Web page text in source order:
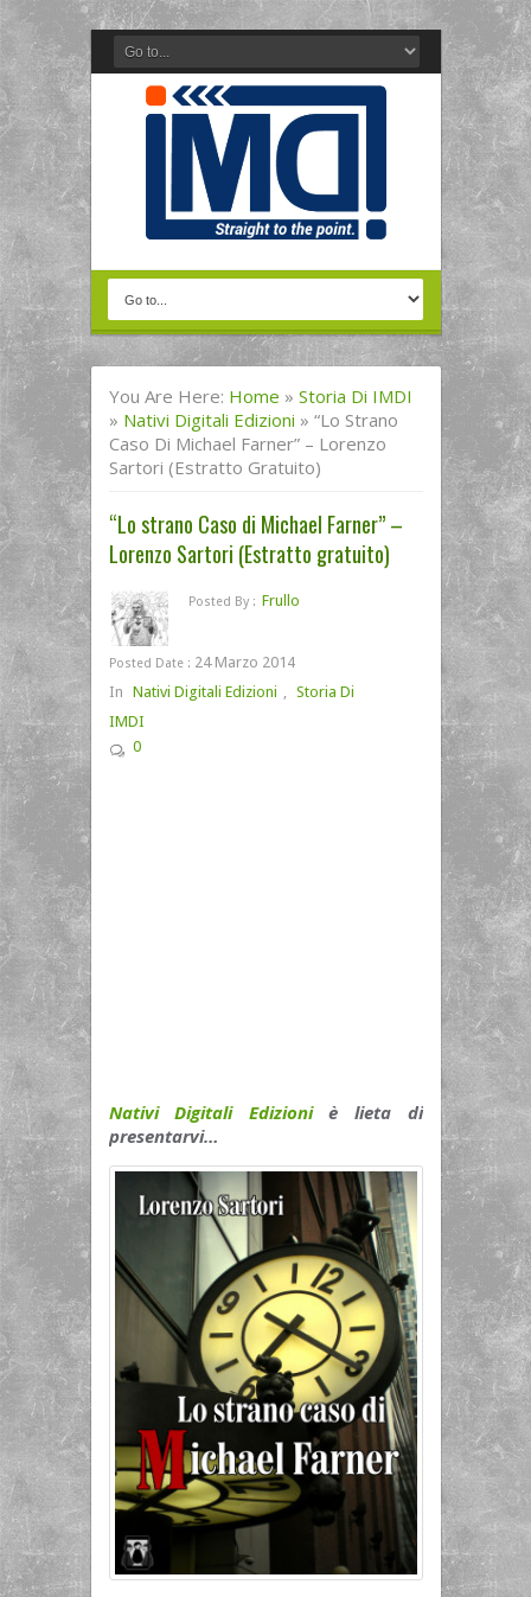
You Are Here: Home » Storia Di IMDI
» Nativi Digitali Edizioni » “Lo Strano
Caso Di Michael Farner” – Lorenzo
Sartori (Estratto Gratuito)
“Lo strano Caso di Michael Farner” –
Lorenzo Sartori (Estratto gratuito)
Posted By : Frullo
Posted Date : 24 Marzo 2014
In Nativi Digitali Edizioni , Storia Di
IMDI
0
Nativi Digitali Edizioniè lieta di
presentarvi…